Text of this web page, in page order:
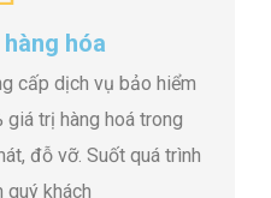
hóa
cấp dịch vụ bảo hiểm
giá trị hàng hoá trong
đỗ vỡ. Suốt quá trình
quý khách